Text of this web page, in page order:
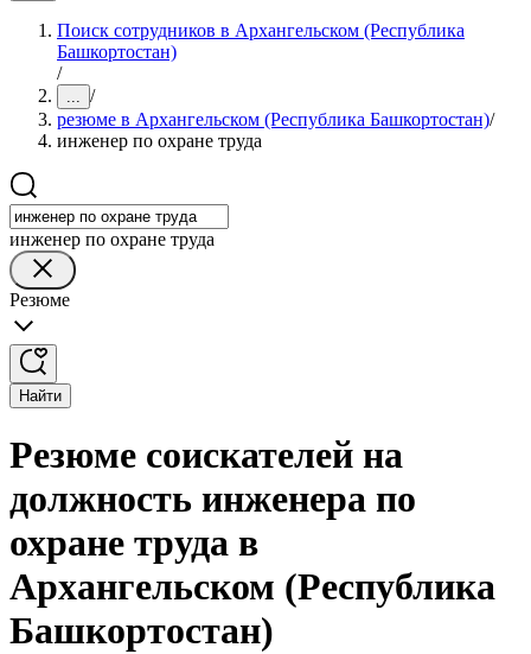
Поиск сотрудников в Архангельском (Республика
Башкортостан)
/
... /
резюме в Архангельском (Республика Башкортостан)/
инженер по охране труда
инженер по охране труда
Резюме
Найти
Резюме соискателей на
должность инженера по
охране труда в
Архангельском (Республика
Башкортостан)